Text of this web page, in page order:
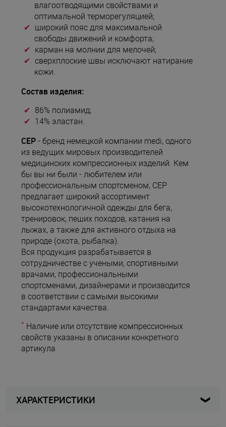
влагоотводящими свойствами и
оптимальной терморегуляцией;
широкий пояс для максимальной
свободы движений и комфорта;
карман на молнии для мелочей;
сверхплоские швы исключают натирание
кожи.
Состав изделия:
86% полиамид;
14% эластан.
CEP - бренд немецкой компании medi, одного
из ведущих мировых производителей
медицинских компрессионных изделий. Кем
бы вы ни были - любителем или
профессиональным спортсменом, CEP
предлагает широкий ассортимент
высокотехнологичной одежды для бега,
тренировок, пеших походов, катания на
лыжах, а также для активного отдыха на
природе (охота, рыбалка).
Вся продукция разрабатывается в
сотрудничестве с учеными, спортивными
врачами, профессиональными
спортсменами, дизайнерами и производится
в соответствии с самыми высокими
стандартами качества.
* Наличие или отсутствие компрессионных
свойств указаны в описании конкретного
артикула
ХАРАКТЕРИСТИКИ